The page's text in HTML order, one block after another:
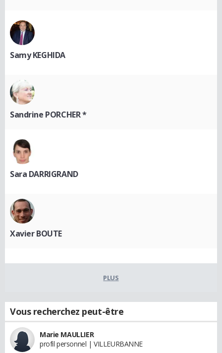
Samy KEGHIDA
Sandrine PORCHER *
Sara DARRIGRAND
Xavier BOUTE
PLUS
Vous recherchez peut-être
Marie MAULLIER
profil personnel | VILLEURBANNE